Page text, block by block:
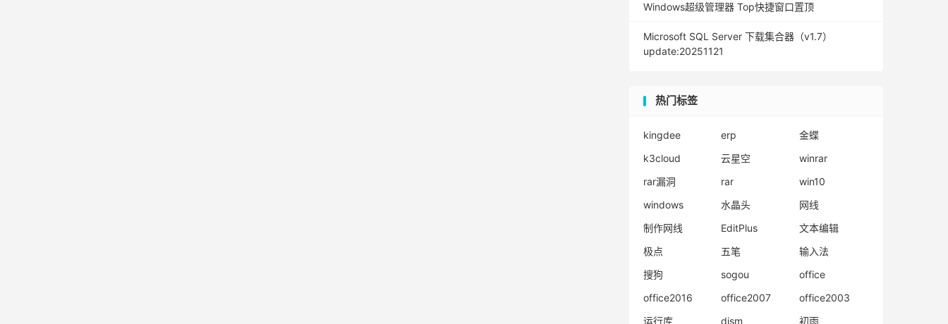
Windows超级管理器 Top快捷窗口置顶
Microsoft SQL Server 下载集合器（v1.7）
update:20251121
热门标签
kingdee erp
金蝶
k3cloud
云星空
winrar
rar漏洞
rar
win10
windows
水晶头
网线
制作网线
EditPlus
文本编辑
极点
五笔
输入法
搜狗
sogou
office
office2016
office2007
office2003
运行库
dism 初雨